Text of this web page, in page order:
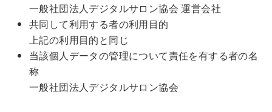
一般社団法人デジタルサロン協会 運営会社
共同して利用する者の利用目的
上記の利用目的と同じ
当該個人データの管理について責任を有する者の名
称
一般社団法人デジタルサロン協会